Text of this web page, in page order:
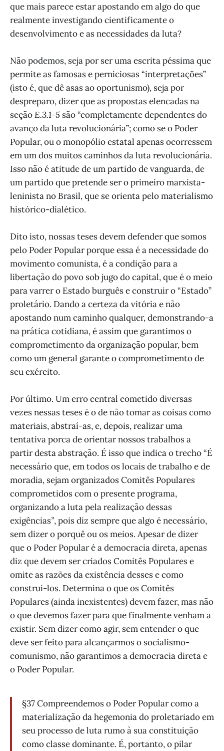
que mais parece estar apostando em algo do que
realmente investigando cientificamente o
desenvolvimento e as necessidades da luta?
Não podemos, seja por ser uma escrita péssima que
permite as famosas e perniciosas “interpretações”
(isto é, que dê asas ao oportunismo), seja por
despreparo, dizer que as propostas elencadas na
seçãoE.3.1-5 são “completamente dependentes do
avanço da luta revolucionária”; como se o Poder
Popular, ou o monopólio estatal apenas ocorressem
em um dos muitos caminhos da luta revolucionária.
Isso não é atitude de um partido de vanguarda, de
um partido que pretende ser o primeiro marxista-
leninista no Brasil, que se orienta pelo materialismo
histórico-dialético.
Dito isto, nossas teses devem defender que somos
pelo Poder Popular porque essa é a necessidade do
movimento comunista, é a condição para a
libertação do povo sob jugo do capital, que é o meio
para varrer o Estado burguês e construir o “Estado”
proletário. Dando a certeza da vitória e não
apostando num caminho qualquer, demonstrando-a
na prática cotidiana, é assim que garantimos o
comprometimento da organização popular, bem
como um general garante o comprometimento de
seu exército.
Por último. Um erro central cometido diversas
vezes nessas teses é o de não tomar as coisas como
materiais, abstraí-as, e, depois, realizar uma
tentativa porca de orientar nossos trabalhos a
partir desta abstração. É isso que indica o trecho “É
necessário que, em todos os locais de trabalho e de
moradia, sejam organizados Comitês Populares
comprometidos com o presente programa,
organizando a luta pela realização dessas
exigências”, pois diz sempre que algo é necessário,
sem dizer o porquê ou os meios. Apesar de dizer
que o Poder Popular é a democracia direta, apenas
diz que devem ser criados Comitês Populares e
omite as razões da existência desses e como
construí-los. Determina o que os Comitês
Populares (ainda inexistentes) devem fazer, mas não
o que devemos fazer para que finalmente venham a
existir. Sem dizer como agir, sem entender o que
deve ser feito para alcançarmos o socialismo-
comunismo, não garantimos a democracia direta e
o Poder Popular.
§37 Compreendemos o Poder Popular como a
materialização da hegemonia do proletariado em
seu processo de luta rumo à sua constituição
como classe dominante. É, portanto, o pilar